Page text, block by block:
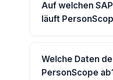
Auf welchen
läuft
Welche Daten
PersonScope